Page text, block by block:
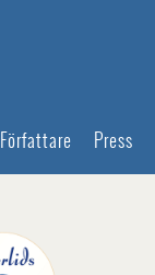
Författare Press